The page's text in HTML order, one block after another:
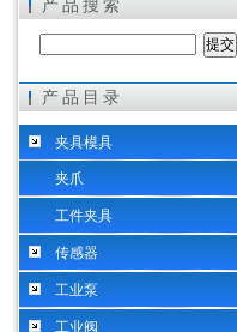
希而科工业控制设备（上海）有限公司
产品搜索
产品目录
夹具模具
夹爪
工件夹具
传感器
工业泵
工业阀